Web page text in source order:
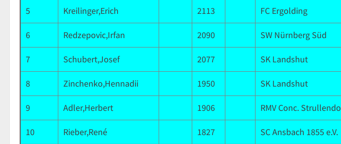
5 Kreilinger,Erich 2113 FC Ergolding
6 Redzepovic,Irfan 2090 SW Nürnberg Süd
7 Schubert,Josef 2077 SK Landshut
8 Zinchenko,Hennadii 1950 SK Landshut
9 Adler,Herbert 1906 RMV Conc. Strullendo
10 Rieber,René 1827 SC Ansbach 1855 e.V.